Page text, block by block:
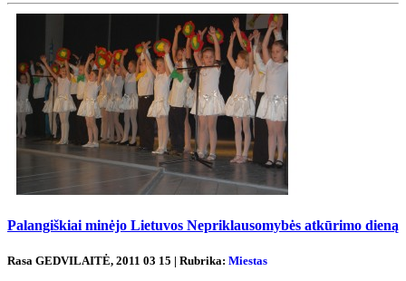
Palangiškiai minėjo Lietuvos Nepriklausomybės atkūrimo dieną
Rasa GEDVILAITĖ, 2011 03 15 | Rubrika: Miestas